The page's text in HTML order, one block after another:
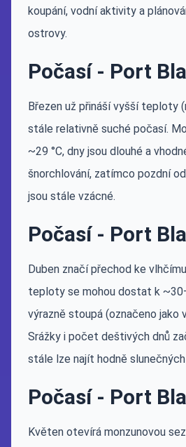
koupání, vodní aktivity a
ostrovy.
Počasí - Port
Březen už přináší vyšší teploty
stále relativně suché počasí.
~29 °C, dny jsou dlouhé a
šnorchlování, zatímco pozdní
jsou stále vzácné.
Počasí - Port
Duben značí přechod ke
teploty se mohou dostat k
výrazně stoupá (označeno jako
Srážky i počet deštivých dnů
stále lze najít hodně slunečných
Počasí - Port
Květen otevírá monzunovou